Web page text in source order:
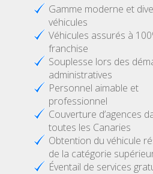
Gamme moderne et
véhicules
Véhicules assurés à
franchise
Souplesse lors des
administratives
Personnel aimable et
professionnel
Couverture d’agences
toutes les Canaries
Obtention du véhicule
de la catégorie
Éventail de services